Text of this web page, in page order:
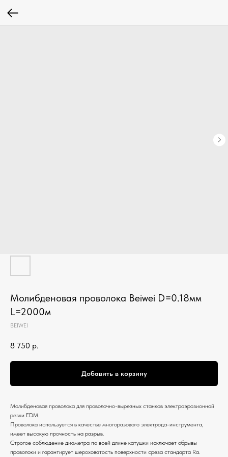
Молибденовая проволока Beiwei D=0.18мм
L=2000м
BEIWEI
8 750 р.
Добавить в корзину
Молибденовая проволока для проволочно-вырезных станков электроэрозионной
резки EDM.
Проволока используется в качестве многоразового электрода-инструмента,
имеет высокую прочность на разрыв.
Строгое соблюдение диаметра по всей длине катушки исключает обрывы
проволоки и гарантирует шероховатость поверхности среза стандарта Ra.